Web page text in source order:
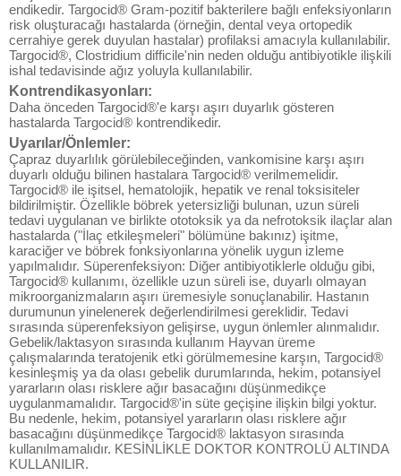
endikedir. Targocid® Gram-pozitif bakterilere bağlı enfeksiyonların
risk oluşturacağı hastalarda (örneğin, dental veya ortopedik
cerrahiye gerek duyulan hastalar) profilaksi amacıyla kullanılabilir.
Targocid®, Clostridium difficile'nin neden olduğu antibiyotikle ilişkili
ishal tedavisinde ağız yoluyla kullanılabilir.
Kontrendikasyonları:
Daha önceden Targocid®'e karşı aşırı duyarlık gösteren
hastalarda Targocid® kontrendikedir.
Uyarılar/Önlemler:
Çapraz duyarlılık görülebileceğinden, vankomisine karşı aşırı
duyarlı olduğu bilinen hastalara Targocid® verilmemelidir.
Targocid® ile işitsel, hematolojik, hepatik ve renal toksisiteler
bildirilmiştir. Özellikle böbrek yetersizliği bulunan, uzun süreli
tedavi uygulanan ve birlikte ototoksik ya da nefrotoksik ilaçlar alan
hastalarda ("İlaç etkileşmeleri" bölümüne bakınız) işitme,
karaciğer ve böbrek fonksiyonlarına yönelik uygun izleme
yapılmalıdır. Süperenfeksiyon: Diğer antibiyotiklerle olduğu gibi,
Targocid® kullanımı, özellikle uzun süreli ise, duyarlı olmayan
mikroorganizmaların aşırı üremesiyle sonuçlanabilir. Hastanın
durumunun yinelenerek değerlendirilmesi gereklidir. Tedavi
sırasında süperenfeksiyon gelişirse, uygun önlemler alınmalıdır.
Gebelik/laktasyon sırasında kullanım Hayvan üreme
çalışmalarında teratojenik etki görülmemesine karşın, Targocid®
kesinleşmiş ya da olası gebelik durumlarında, hekim, potansiyel
yararların olası risklere ağır basacağını düşünmedikçe
uygulanmamalıdır. Targocid®'in süte geçişine ilişkin bilgi yoktur.
Bu nedenle, hekim, potansiyel yararların olası risklere ağır
basacağını düşünmedikçe Targocid® laktasyon sırasında
kullanılmamalıdır. KESİNLİKLE DOKTOR KONTROLÜ ALTINDA
KULLANILIR.